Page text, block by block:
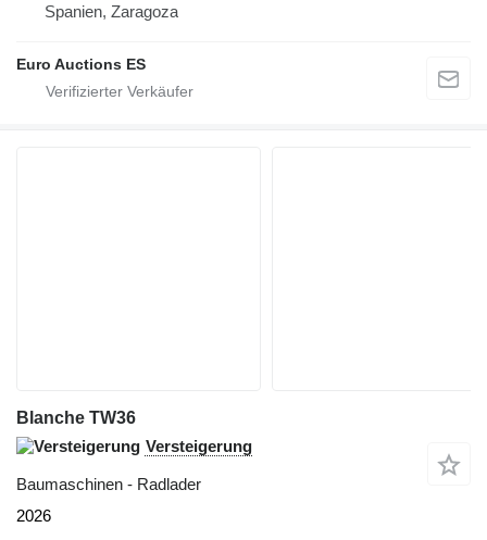
Spanien, Zaragoza
Euro Auctions ES
Blanche TW36
Versteigerung
Baumaschinen - Radlader
2026